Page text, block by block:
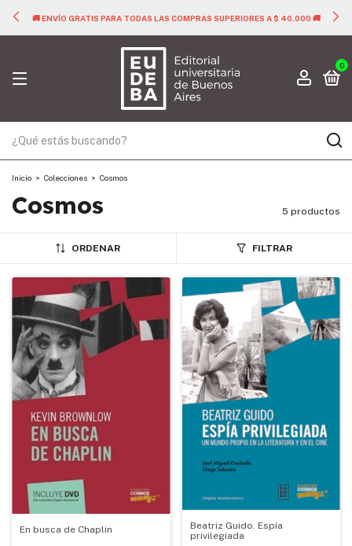
🚚 ENVÍO GRATIS PARA TODAS LAS COMPRAS SUPERIORES A $ 40.000 🚚
0
Inicio > Colecciones > Cosmos
Cosmos 5 productos
ORDENAR FILTRAR
En busca de Chaplin
Beatriz Guido. Espía
privilegiada